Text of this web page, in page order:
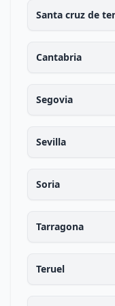
Santa cruz de
Cantabria
Segovia
Sevilla
Soria
Tarragona
Teruel